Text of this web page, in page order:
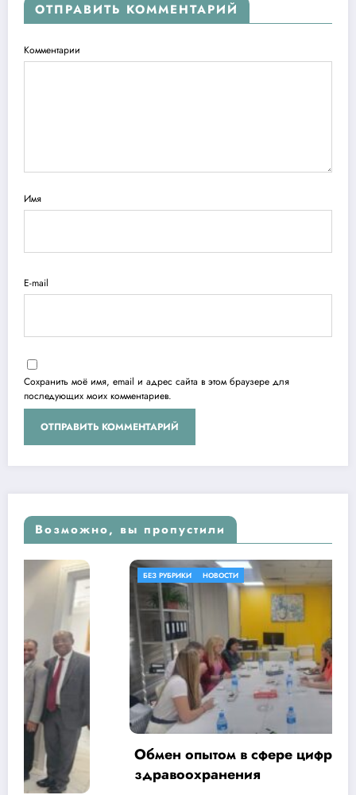
ОТПРАВИТЬ КОММЕНТАРИЙ
Комментарии
Имя
E-mail
Сохранить моё имя, email и адрес сайта в этом браузере для
последующих моих комментариев.
Возможно, вы пропустили
БЕЗ РУБРИКИ
Обмен опытом в сфере цифровизации
здравоохранения